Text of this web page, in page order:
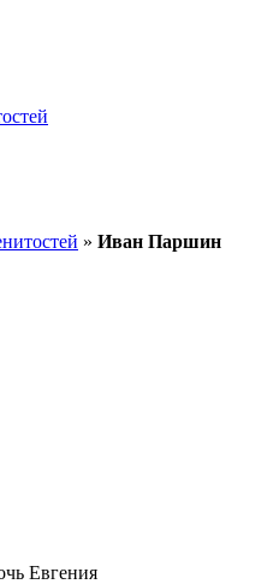
» Иван Паршин
Евгения